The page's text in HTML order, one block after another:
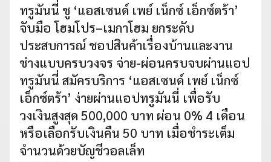
ทรูมันนี่ ชู ‘แอสเซนด์ เพย์ เน็กซ์ เอ็กซ์ตร้า’
จับมือ โฮมโปร–เมกาโฮม ยกระดับ
ประสบการณ์ ชอปสินค้าเรื่องบ้านและงาน
ช่างแบบครบวงจร จ่าย-ผ่อนครบจบผ่านแอป
ทรูมันนี่ สมัครบริการ ‘แอสเซนด์ เพย์ เน็กซ์
เอ็กซ์ตร้า’ ง่ายผ่านแอปทรูมันนี่ เพื่อรับ
วงเงินสูงสุด 500,000 บาท ผ่อน 0% 4 เดือน
หรือเลือกรับเงินคืน 50 บาท เมื่อชำระเต็ม
จำนวนด้วยบัญชีวอลเล็ท